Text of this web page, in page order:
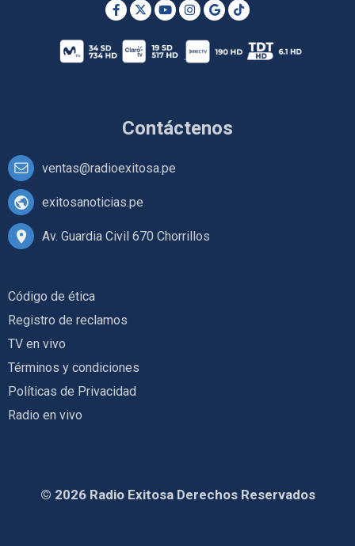
Contáctenos
ventas@radioexitosa.pe
exitosanoticias.pe
Av. Guardia Civil 670 Chorrillos
Código de ética
Registro de reclamos
TV en vivo
Términos y condiciones
Políticas de Privacidad
Radio en vivo
© 2026 Radio Exitosa Derechos Reservados